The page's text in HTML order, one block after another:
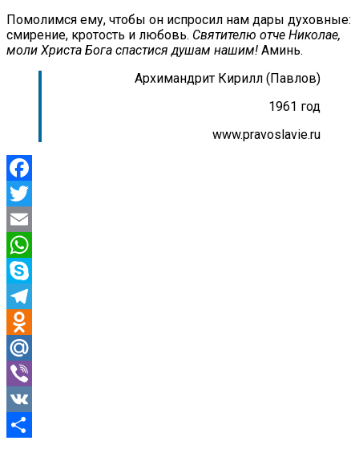
Помолимся ему, чтобы он испросил нам дары духовные:
смирение, кротость и любовь. Святителю отче Николае,
моли Христа Бога спастися душам нашим! Аминь.
Архимандрит Кирилл (Павлов)
1961 год
www.pravoslavie.ru
Facebook
Twitter
Email
WhatsApp
Skype
Telegram
Odnoklassniki
Mail.Ru
Viber
VK